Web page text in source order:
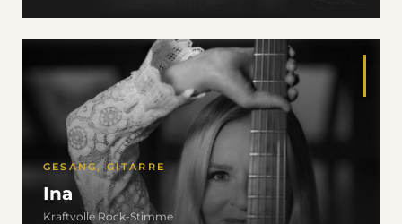
GESANG, GITARRE
Ina
Kraftvolle Rock-Stimme